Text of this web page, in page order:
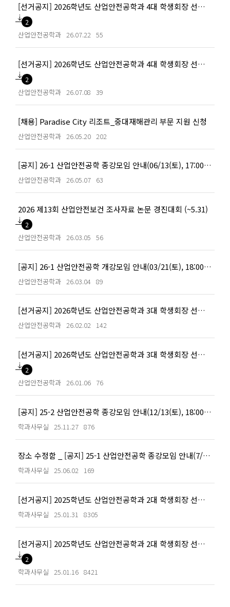
[선거공지] 2026학년도 산업안전공학과 4대 학생회장 선거 공고문_입후보 2차
2
산업안전공학과 26.07.22 55
[선거공지] 2026학년도 산업안전공학과 4대 학생회장 선거 공고문_입후보
2
산업안전공학과 26.07.08 39
[채용] Paradise City 리조트_중대재해관리 부문 지원 신청
산업안전공학과 26.05.20 202
[공지] 26-1 산업안전공학 종강모임 안내(06/13(토), 17:00 예정)
산업안전공학과 26.05.07 63
2026 제13회 산업안전보건 조사자료 논문 경진대회 (~5.31)
2
산업안전공학과 26.03.05 56
[공지] 26-1 산업안전공학 개강모임 안내(03/21(토), 18:00 예정)
산업안전공학과 26.03.04 89
[선거공지] 2026학년도 산업안전공학과 3대 학생회장 선거 결과 안내
산업안전공학과 26.02.02 142
[선거공지] 2026학년도 산업안전공학과 3대 학생회장 선거 공고문
2
산업안전공학과 26.01.06 76
[공지] 25-2 산업안전공학 종강모임 안내(12/13(토), 18:00 예정)
학과사무실 25.11.27 876
장소 수정함 _ [공지] 25-1 산업안전공학 종강모임 안내(7/5(토), 17:00 예정)
학과사무실 25.06.02 169
[선거공지] 2025학년도 산업안전공학과 2대 학생회장 선거 결과 안내
학과사무실 25.01.31 8305
[선거공지] 2025학년도 산업안전공학과 2대 학생회장 선거 공고문
2
학과사무실 25.01.16 8421